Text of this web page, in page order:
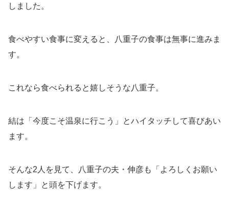
しました。
食べやすい食事に変えると、八重子の食事は無事に進みま
す。
これなら食べられると嬉しそうな八重子。
結は「今度こそ温泉に行こう」とハイタッチして喜びあい
ます。
そんな2人を見て、八重子の夫・伸彦も「よろしくお願い
します」と頭を下げます。